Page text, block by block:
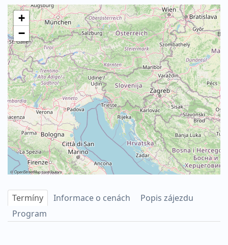
+
−
©OpenStreetMapcontributors
Termíny Informace o cenách
Popis zájezdu
Program